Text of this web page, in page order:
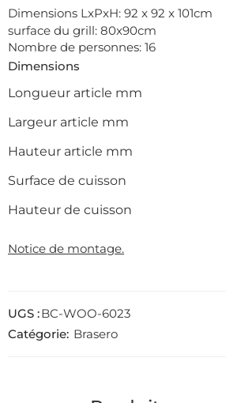
Dimensions LxPxH: 92 x 92 x 101cm
surface du grill: 80x90cm
Nombre de personnes: 16
Dimensions
Longueur article mm
Largeur article mm
Hauteur article mm
Surface de cuisson
Hauteur de cuisson
Notice de montage.
UGS :BC-WOO-6023
Catégorie: Brasero